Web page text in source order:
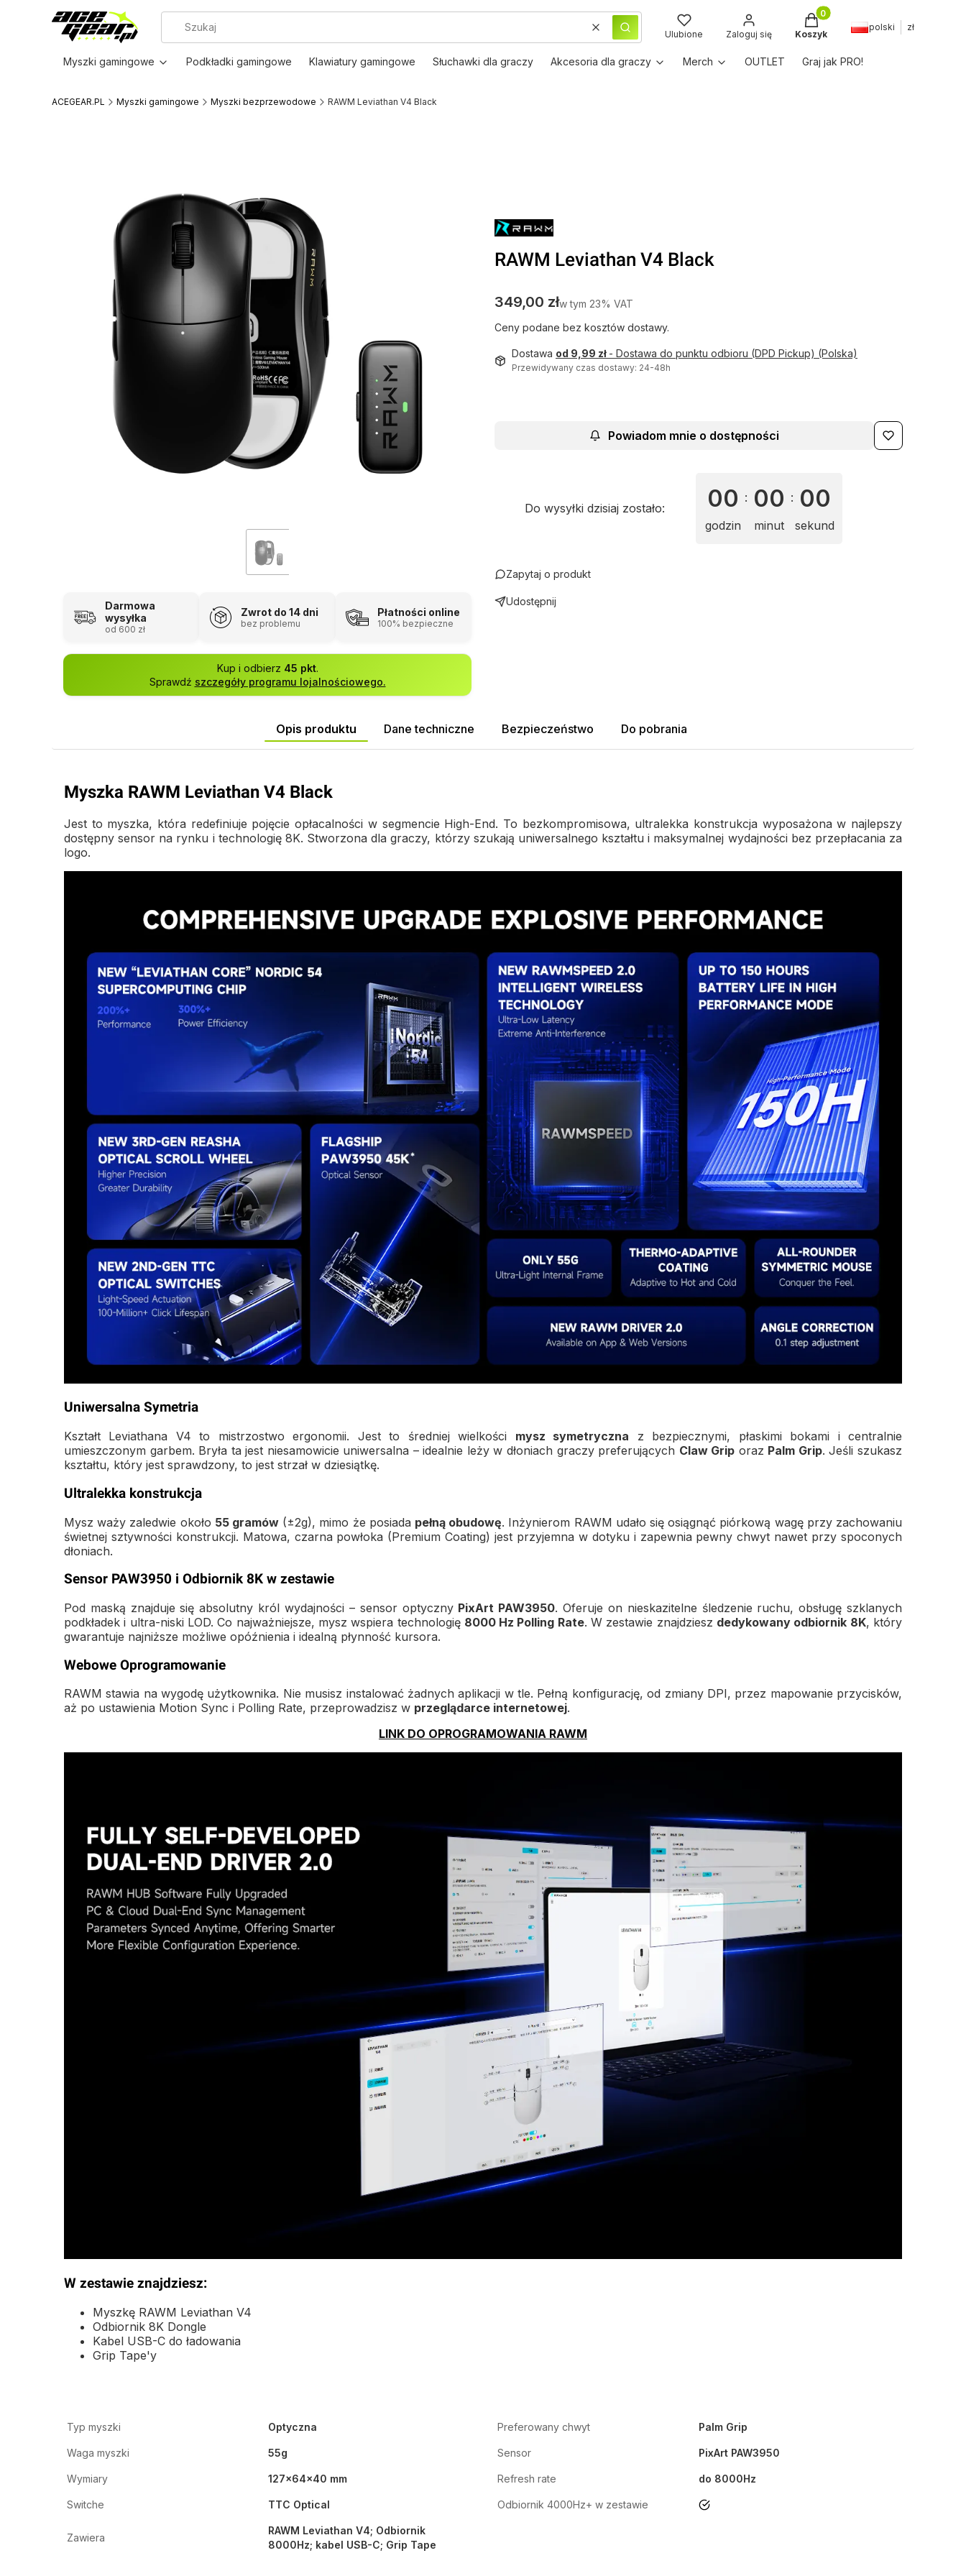
WyczyśćSzukaj Ulubione Zaloguj się
Produkty w koszyku: 0.
Koszyk
polski zł
Myszki gamingowe Podkładki gamingowe Klawiatury gamingowe Słuchawki dla graczy Akcesoria dla graczy Merch OUTLET Graj jak PRO!
ACEGEAR.PL Myszki gamingowe Myszki bezprzewodowe RAWM Leviathan V4 Black
Darmowa
wysyłka
od 600 zł
Zwrot do 14 dni
bez problemu
Płatności online
100% bezpieczne
Kup i odbierz 45 pkt.
Sprawdź szczegóły programu lojalnościowego.
RAWM Leviathan V4 Black
Cena
349,00 złw tym 23% VAT
w tym 23% VAT
Ceny podane bez kosztów dostawy.
Dostawa od 9,99 zł - Dostawa do punktu odbioru (DPD Pickup) (Polska)
Przewidywany czas dostawy: 24-48h
Powiadom mnie o dostępności
Do wysyłki dzisiaj zostało: 00
godzin
: 00
minut
: 00
sekund
Zapytaj o produkt
Udostępnij
Opis produktu Dane techniczne Bezpieczeństwo Do pobrania
Myszka RAWM Leviathan V4 Black
Jest to myszka, która redefiniuje pojęcie opłacalności w segmencie High-End. To bezkompromisowa, ultralekka konstrukcja wyposażona w najlepszy
dostępny sensor na rynku i technologię 8K. Stworzona dla graczy, którzy szukają uniwersalnego kształtu i maksymalnej wydajności bez przepłacania za
logo.
Uniwersalna Symetria
Kształt Leviathana V4 to mistrzostwo ergonomii. Jest to średniej wielkości mysz symetryczna z bezpiecznymi, płaskimi bokami i centralnie
umieszczonym garbem. Bryła ta jest niesamowicie uniwersalna – idealnie leży w dłoniach graczy preferujących Claw Grip oraz Palm Grip. Jeśli szukasz
kształtu, który jest sprawdzony, to jest strzał w dziesiątkę.
Ultralekka konstrukcja
Mysz waży zaledwie około 55 gramów (±2g), mimo że posiada pełną obudowę. Inżynierom RAWM udało się osiągnąć piórkową wagę przy zachowaniu
świetnej sztywności konstrukcji. Matowa, czarna powłoka (Premium Coating) jest przyjemna w dotyku i zapewnia pewny chwyt nawet przy spoconych
dłoniach.
Sensor PAW3950 i Odbiornik 8K w zestawie
Pod maską znajduje się absolutny król wydajności – sensor optyczny PixArt PAW3950. Oferuje on nieskazitelne śledzenie ruchu, obsługę szklanych
podkładek i ultra-niski LOD. Co najważniejsze, mysz wspiera technologię 8000 Hz Polling Rate. W zestawie znajdziesz dedykowany odbiornik 8K, który
gwarantuje najniższe możliwe opóźnienia i idealną płynność kursora.
Webowe Oprogramowanie
RAWM stawia na wygodę użytkownika. Nie musisz instalować żadnych aplikacji w tle. Pełną konfigurację, od zmiany DPI, przez mapowanie przycisków,
aż po ustawienia Motion Sync i Polling Rate, przeprowadzisz w przeglądarce internetowej.
LINK DO OPROGRAMOWANIA RAWM
W zestawie znajdziesz:
Myszkę RAWM Leviathan V4
Odbiornik 8K Dongle
Kabel USB-C do ładowania
Grip Tape'y
Typ myszki Optyczna Preferowany chwyt Palm Grip
Waga myszki 55g Sensor PixArt PAW3950
Wymiary 127x64x40 mm Refresh rate do 8000Hz
Switche TTC Optical Odbiornik 4000Hz+ w zestawie tak
Zawiera
RAWM Leviathan V4; Odbiornik
8000Hz; kabel USB-C; Grip Tape